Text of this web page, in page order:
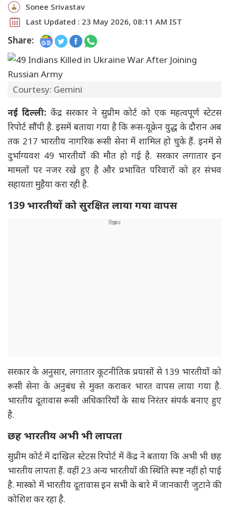
Sonee Srivastav
Last Updated : 23 May 2026, 08:11 AM IST
Share:
Courtesy: Gemini
नई दिल्ली: केंद्र सरकार ने सुप्रीम कोर्ट को एक महत्वपूर्ण स्टेटस
रिपोर्ट सौंपी है. इसमें बताया गया है कि रूस-यूक्रेन युद्ध के दौरान अब
तक 217 भारतीय नागरिक रूसी सेना में शामिल हो चुके हैं. इनमें से
दुर्भाग्यवश 49 भारतीयों की मौत हो गई है. सरकार लगातार इन
मामलों पर नजर रखे हुए है और प्रभावित परिवारों को हर संभव
सहायता मुहैया करा रही है.
139 भारतीयों को सुरक्षित लाया गया वापस
सरकार के अनुसार, लगातार कूटनीतिक प्रयासों से 139 भारतीयों को
रूसी सेना के अनुबंध से मुक्त कराकर भारत वापस लाया गया है.
भारतीय दूतावास रूसी अधिकारियों के साथ निरंतर संपर्क बनाए हुए
है.
छह भारतीय अभी भी लापता
सुप्रीम कोर्ट में दाखिल स्टेटस रिपोर्ट में केंद्र ने बताया कि अभी भी छह
भारतीय लापता हैं. वहीं 23 अन्य भारतीयों की स्थिति स्पष्ट नहीं हो पाई
है. मास्को में भारतीय दूतावास इन सभी के बारे में जानकारी जुटाने की
कोशिश कर रहा है.